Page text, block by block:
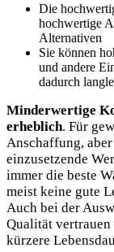
Die
hochwertige
⁢Alternativen
Sie können
und andere
dadurch
Minderwertige⁤
erheblich. Für⁤
Anschaffung,
einzusetzende⁣
immer die⁤ beste
meist ⁣keine gute⁢
Auch bei der
Qualität
kürzere